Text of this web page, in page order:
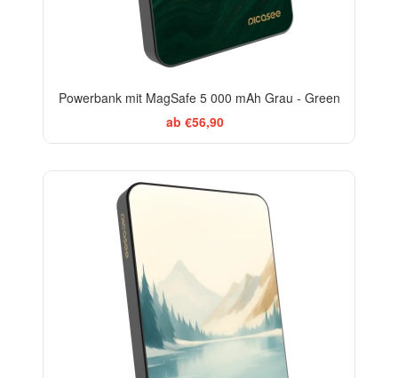
Powerbank mit MagSafe 5 000 mAh Grau - Green
ab €56,90